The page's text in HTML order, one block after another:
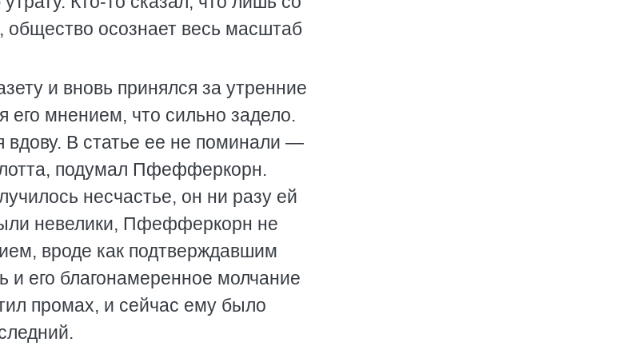
общество осознает весь масштаб
и вновь принялся за утренние
его мнением, что сильно задело.
В статье ее не поминали —
подумал Пфефферкорн.
несчастье, он ни разу ей
невелики, Пфефферкорн не
вроде как подтверждавшим
его благонамеренное молчание
промах, и сейчас ему было